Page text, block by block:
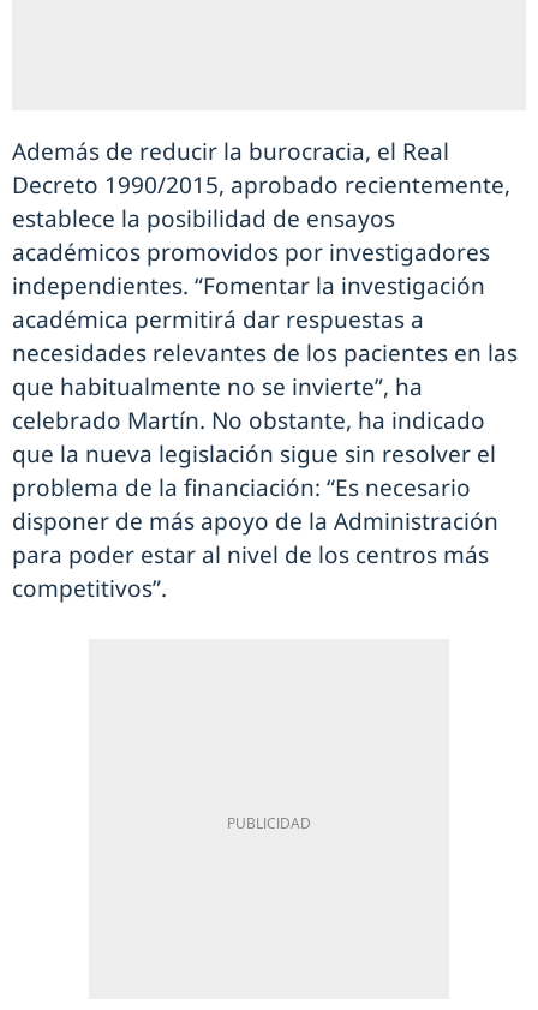
Además de reducir la burocracia, el Real
Decreto 1990/2015, aprobado recientemente,
establece la posibilidad de ensayos
académicos promovidos por investigadores
independientes. “Fomentar la investigación
académica permitirá dar respuestas a
necesidades relevantes de los pacientes en las
que habitualmente no se invierte”, ha
celebrado Martín. No obstante, ha indicado
que la nueva legislación sigue sin resolver el
problema de la financiación: “Es necesario
disponer de más apoyo de la Administración
para poder estar al nivel de los centros más
competitivos”.